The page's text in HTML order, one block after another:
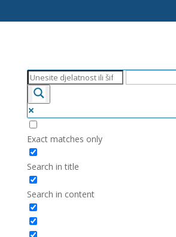
Exact matches only
Search in title
Search in content